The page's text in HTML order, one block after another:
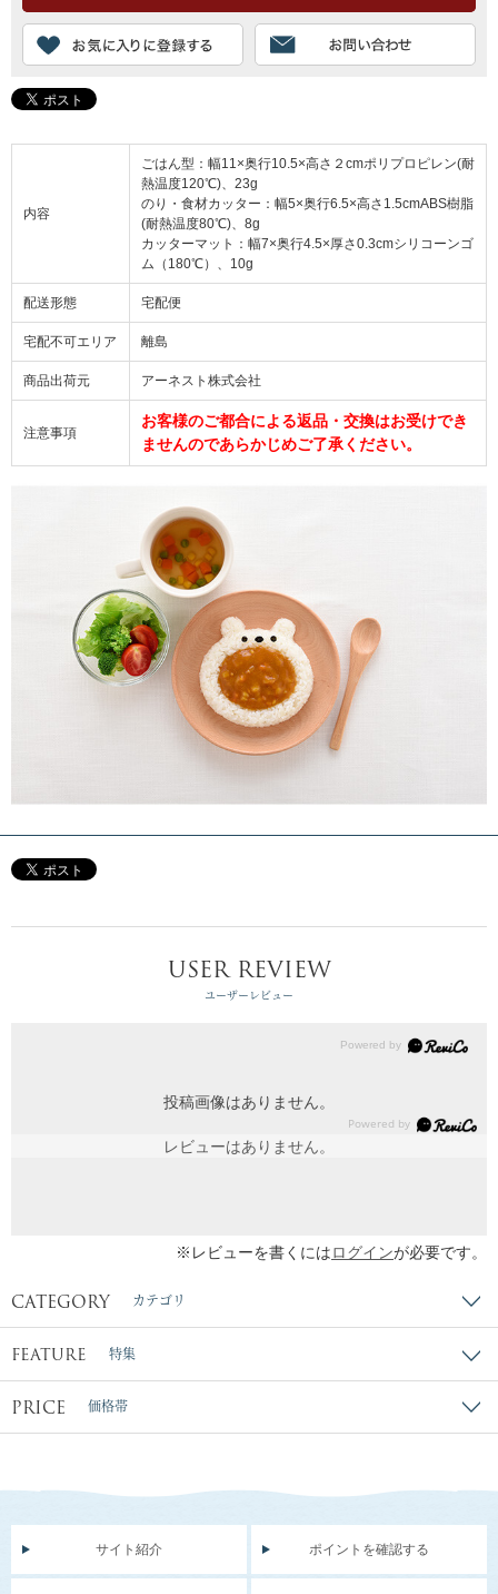
内容
ごはん型：幅11×奥行10.5×高さ２cmポリプロピレン(耐
熱温度120℃)、23g
のり・食材カッター：幅5×奥行6.5×高さ1.5cmABS樹脂
(耐熱温度80℃)、8g
カッターマット：幅7×奥行4.5×厚さ0.3cmシリコーンゴ
ム（180℃）、10g
配送形態 宅配便
宅配不可エリア 離島
商品出荷元 アーネスト株式会社
注意事項
お客様のご都合による返品・交換はお受けでき
ませんのであらかじめご了承ください。
USER REVIEW
ユーザーレビュー
投稿画像はありません。
レビューはありません。
※レビューを書くにはログインが必要です。
CATEGORY カテゴリ
FEATURE 特集
PRICE 価格帯
サイト紹介 ポイントを確認する